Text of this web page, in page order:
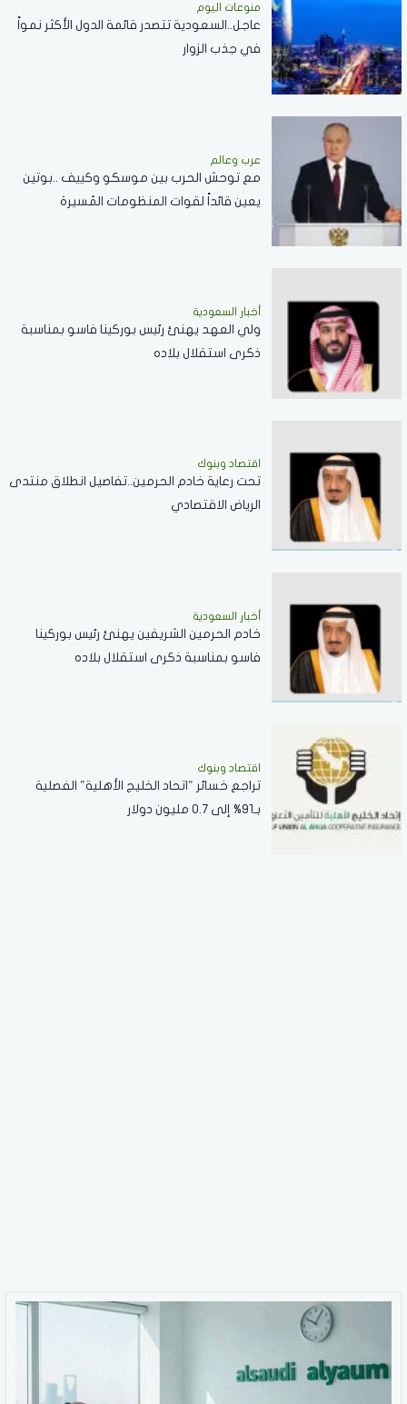
منوعات اليوم
عاجل..السعودية تتصدر قائمة الدول الأكثر نمواً
في جذب الزوار
عرب وعالم
مع توحش الحرب بين موسكو وكييف ..بوتين
يعين قائداً لقوات المنظومات المُسيرة
أخبار السعودية
ولي العهد يهنئ رئيس بوركينا فاسو بمناسبة
ذكرى استقلال بلاده
اقتصاد وبنوك
تحت رعاية خادم الحرمين..تفاصيل انطلاق منتدى
الرياض الاقتصادي
أخبار السعودية
خادم الحرمين الشريفين يهنئ رئيس بوركينا
فاسو بمناسبة ذكرى استقلال بلاده
اقتصاد وبنوك
تراجع خسائر "اتحاد الخليج الأهلية" الفصلية
بـ91% إلى 0.7 مليون دولار